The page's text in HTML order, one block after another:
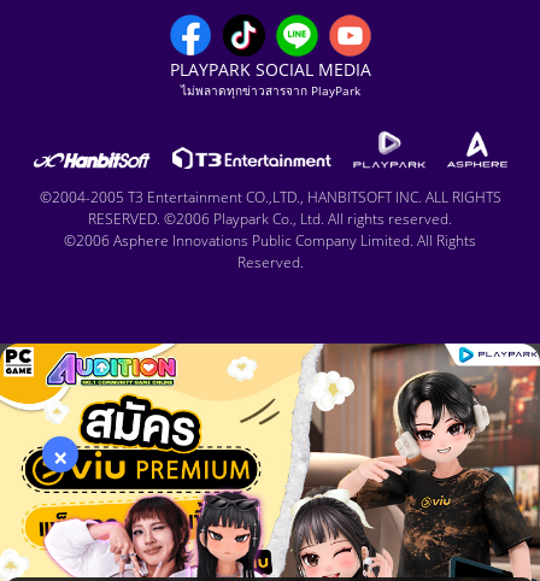
PLAYPARK SOCIAL MEDIA
ไม่พลาดทุกข่าวสารจาก PlayPark
©2004-2005 T3 Entertainment CO.,LTD., HANBITSOFT INC. ALL RIGHTS
RESERVED. ©2006 Playpark Co., Ltd. All rights reserved.
©2006 Asphere Innovations Public Company Limited. All Rights
Reserved.
×